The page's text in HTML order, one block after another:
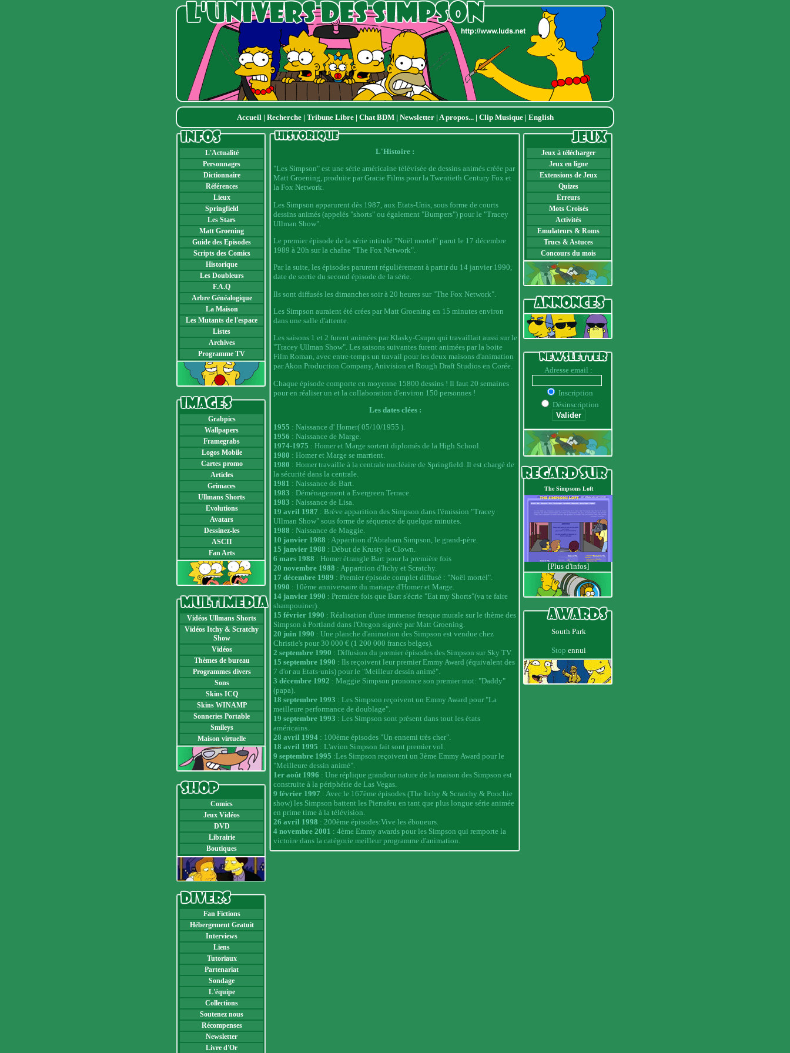
Accueil| Recherche| Tribune Libre | Chat BDM | Newsletter| A propos...| Clip Musique| English
L'Actualité
Personnages
Dictionnaire
Références
Lieux
Springfield
Les Stars
Matt Groening
Guide des Episodes
Scripts des Comics
Historique
Les Doubleurs
F.A.Q
Arbre Généalogique
La Maison
Les Mutants de l'espace
Listes
Archives
Programme TV
Grabpics
Wallpapers
Framegrabs
Logos Mobile
Cartes promo
Articles
Grimaces
Ullmans Shorts
Evolutions
Avatars
Dessinez-les
ASCII
Fan Arts
Vidéos Ullmans Shorts
Vidéos Itchy & Scratchy
Show
Vidéos
Thèmes de bureau
Programmes divers
Sons
Skins ICQ
Skins WINAMP
Sonneries Portable
Smileys
Maison virtuelle
Comics
Jeux Vidéos
DVD
Librairie
Boutiques
Fan Fictions
Hébergement Gratuit
Interviews
Liens
Tutoriaux
Partenariat
Sondage
L'équipe
Collections
Soutenez nous
Récompenses
Newsletter
Livre d'Or
L'Histoire :
"Les Simpson" est une série américaine télévisée de dessins animés créée par
Matt Groening, produite par Gracie Films pour la Twentieth Century Fox et
la Fox Network.
Les Simpson apparurent dès 1987, aux Etats-Unis, sous forme de courts
dessins animés (appelés "shorts" ou également "Bumpers") pour le "Tracey
Ullman Show".
Le premier épisode de la série intitulé "Noël mortel" parut le 17 décembre
1989 à 20h sur la chaîne "The Fox Network".
Par la suite, les épisodes parurent régulièrement à partir du 14 janvier 1990,
date de sortie du second épisode de la série.
Ils sont diffusés les dimanches soir à 20 heures sur "The Fox Network".
Les Simpson auraient été crées par Matt Groening en 15 minutes environ
dans une salle d'attente.
Les saisons 1 et 2 furent animées par Klasky-Csupo qui travaillait aussi sur le
"Tracey Ullman Show". Les saisons suivantes furent animées par la boite
Film Roman, avec entre-temps un travail pour les deux maisons d'animation
par Akon Production Company, Anivision et Rough Draft Studios en Corée.
Chaque épisode comporte en moyenne 15800 dessins ! Il faut 20 semaines
pour en réaliser un et la collaboration d'environ 150 personnes !
Les dates clées :
1955 : Naissance d' Homer( 05/10/1955 ).
1956 : Naissance de Marge.
1974-1975 : Homer et Marge sortent diplomés de la High School.
1980 : Homer et Marge se marrient.
1980 : Homer travaille à la centrale nucléaire de Springfield. Il est chargé de
la sécurité dans la centrale.
1981 : Naissance de Bart.
1983 : Déménagement a Evergreen Terrace.
1983 : Naissance de Lisa.
19 avril 1987 : Brève apparition des Simpson dans l'émission "Tracey
Ullman Show" sous forme de séquence de quelque minutes.
1988 : Naissance de Maggie.
10 janvier 1988 : Apparition d'Abraham Simpson, le grand-père.
15 janvier 1988 : Début de Krusty le Clown.
6 mars 1988 : Homer étrangle Bart pour la première fois
20 novembre 1988 : Apparition d'Itchy et Scratchy.
17 décembre 1989 : Premier épisode complet diffusé : "Noël mortel".
1990 : 10ème anniversaire du mariage d'Homer et Marge.
14 janvier 1990 : Première fois que Bart s'écrie "Eat my Shorts"(va te faire
shampouiner).
15 février 1990 : Réalisation d'une immense fresque murale sur le thème des
Simpson à Portland dans l'Oregon signée par Matt Groening.
20 juin 1990 : Une planche d'animation des Simpson est vendue chez
Christie's pour 30 000 € (1 200 000 francs belges).
2 septembre 1990 : Diffusion du premier épisodes des Simpson sur Sky TV.
15 septembre 1990 : Ils reçoivent leur premier Emmy Award (équivalent des
7 d'or au Etats-unis) pour le "Meilleur dessin animé".
3 décembre 1992 : Maggie Simpson prononce son premier mot: "Daddy"
(papa).
18 septembre 1993 : Les Simpson reçoivent un Emmy Award pour "La
meilleure performance de doublage".
19 septembre 1993 : Les Simpson sont présent dans tout les états
américains.
28 avril 1994 : 100ème épisodes "Un ennemi très cher".
18 avril 1995 : L'avion Simpson fait sont premier vol.
9 septembre 1995 :Les Simpson reçoivent un 3ème Emmy Award pour le
"Meilleure dessin animé".
1er août 1996 : Une réplique grandeur nature de la maison des Simpson est
construite à la périphérie de Las Vegas.
9 février 1997 : Avec le 167ème épisodes (The Itchy & Scratchy & Poochie
show) les Simpson battent les Pierrafeu en tant que plus longue série animée
en prime time à la télévision.
26 avril 1998 : 200ème épisodes:Vive les éboueurs.
4 novembre 2001 : 4ème Emmy awards pour les Simpson qui remporte la
victoire dans la catégorie meilleur programme d'animation.
Jeux à télécharger
Jeux en ligne
Extensions de Jeux
Quizes
Erreurs
Mots Croisés
Activités
Emulateurs & Roms
Trucs & Astuces
Concours du mois
Adresse email :
Inscription
Désinscription
The Simpsons Loft
[Plus d'infos]
South Park
Stop ennui